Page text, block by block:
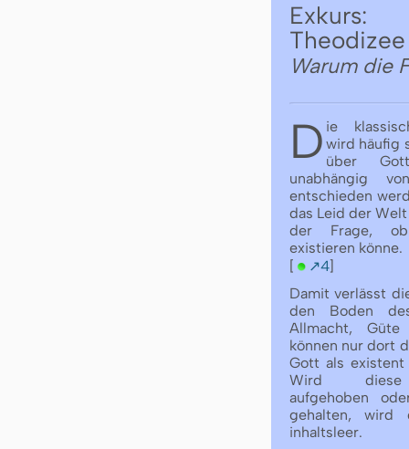
Exkurs:
Warum die
D ie
wird häufig
über
unabhängig
entschieden
das Leid der
der Frage,
existieren könne.
[
↗4]
Damit verlässt
den Boden
Allmacht,
können nur dort
Gott als existent
Wird diese
aufgehoben
gehalten, wird
inhaltsleer.